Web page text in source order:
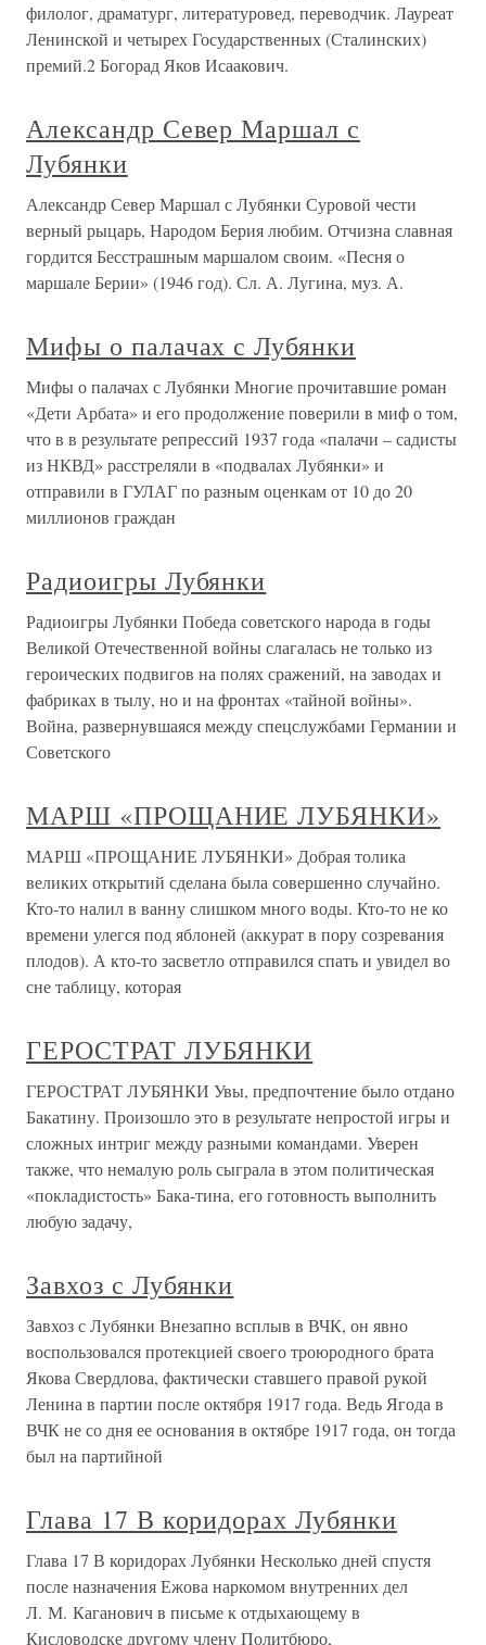
филолог, драматург, литературовед, переводчик. Лауреат
Ленинской и четырех Государственных (Сталинских)
премий.2 Богорад Яков Исаакович.
Александр Север Маршал с
Лубянки
Александр Север Маршал с Лубянки Суровой чести
верный рыцарь, Народом Берия любим. Отчизна славная
гордится Бесстрашным маршалом своим. «Песня о
маршале Берии» (1946 год). Сл. А. Лугина, муз. А.
Мифы о палачах с Лубянки
Мифы о палачах с Лубянки Многие прочитавшие роман
«Дети Арбата» и его продолжение поверили в миф о том,
что в в результате репрессий 1937 года «палачи – садисты
из НКВД» расстреляли в «подвалах Лубянки» и
отправили в ГУЛАГ по разным оценкам от 10 до 20
миллионов граждан
Радиоигры Лубянки
Радиоигры Лубянки Победа советского народа в годы
Великой Отечественной войны слагалась не только из
героических подвигов на полях сражений, на заводах и
фабриках в тылу, но и на фронтах «тайной войны».
Война, развернувшаяся между спецслужбами Германии и
Советского
МАРШ «ПРОЩАНИЕ ЛУБЯНКИ»
МАРШ «ПРОЩАНИЕ ЛУБЯНКИ» Добрая толика
великих открытий сделана была совершенно случайно.
Кто-то налил в ванну слишком много воды. Кто-то не ко
времени улегся под яблоней (аккурат в пору созревания
плодов). А кто-то засветло отправился спать и увидел во
сне таблицу, которая
ГЕРОСТРАТ ЛУБЯНКИ
ГЕРОСТРАТ ЛУБЯНКИ Увы, предпочтение было отдано
Бакатину. Произошло это в результате непростой игры и
сложных интриг между разными командами. Уверен
также, что немалую роль сыграла в этом политическая
«покладистость» Бака-тина, его готовность выполнить
любую задачу,
Завхоз с Лубянки
Завхоз с Лубянки Внезапно всплыв в ВЧК, он явно
воспользовался протекцией своего троюродного брата
Якова Свердлова, фактически ставшего правой рукой
Ленина в партии после октября 1917 года. Ведь Ягода в
ВЧК не со дня ее основания в октябре 1917 года, он тогда
был на партийной
Глава 17 В коридорах Лубянки
Глава 17 В коридорах Лубянки Несколько дней спустя
после назначения Ежова наркомом внутренних дел
Л. М. Каганович в письме к отдыхающему в
Кисловодске другому члену Политбюро,